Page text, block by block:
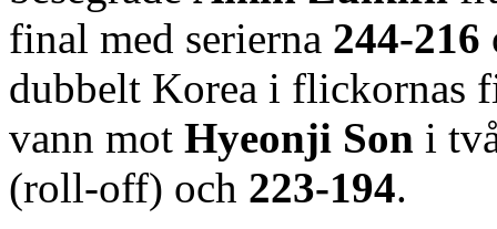
final med serierna 244-216
dubbelt Korea i flickornas
vann mot Hyeonji Son i
(roll-off) och 223-194.